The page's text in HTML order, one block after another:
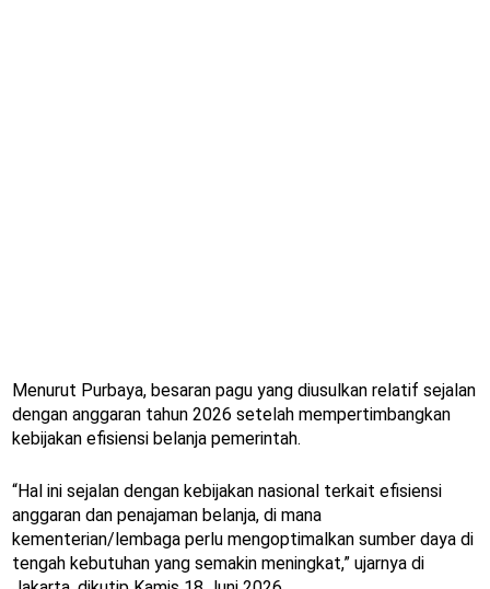
Menurut Purbaya, besaran pagu yang diusulkan relatif sejalan
dengan anggaran tahun 2026 setelah mempertimbangkan
kebijakan efisiensi belanja pemerintah.
“Hal ini sejalan dengan kebijakan nasional terkait efisiensi
anggaran dan penajaman belanja, di mana
kementerian/lembaga perlu mengoptimalkan sumber daya di
tengah kebutuhan yang semakin meningkat,” ujarnya di